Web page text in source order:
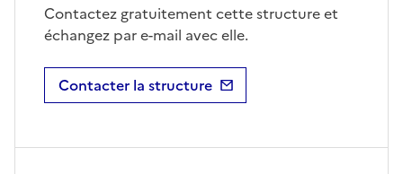
Contactez gratuitement cette structure et
échangez par e-mail avec elle.
Contacter la structure